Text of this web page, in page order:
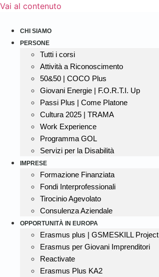
Vai al contenuto
CHI SIAMO
PERSONE
Tutti i corsi
Attività a Riconoscimento
50&50 | COCO Plus
Giovani Energie | F.O.R.T.I. Up
Passi Plus | Come Platone
Cultura 2025 | TRAMA
Work Experience
Programma GOL
Servizi per la Disabilità
IMPRESE
Formazione Finanziata
Fondi Interprofessionali
Tirocinio Agevolato
Consulenza Aziendale
OPPORTUNITÀ IN EUROPA
Erasmus plus | GSMESKILL Project
Erasmus per Giovani Imprenditori
Reactivate
Erasmus Plus KA2